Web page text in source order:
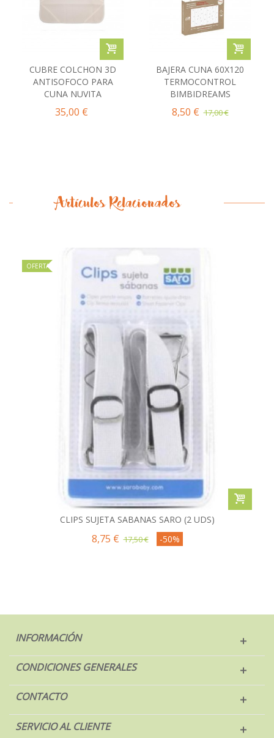
CUBRE COLCHON 3D
ANTISOFOCO PARA
CUNA NUVITA
35,00 €
BAJERA CUNA 60X120
TERMOCONTROL
BIMBIDREAMS
8,50 € 17,00 €
Artículos Relacionados
OFERTA
CLIPS SUJETA SABANAS SARO (2 UDS)
8,75 € 17,50 € -50%
INFORMACIÓN
CONDICIONES GENERALES
CONTACTO
SERVICIO AL CLIENTE